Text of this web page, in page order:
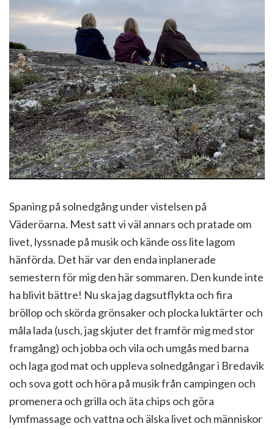
Spaning på solnedgång under vistelsen på
Väderöarna. Mest satt vi väl annars och pratade om
livet, lyssnade på musik och kände oss lite lagom
hänförda. Det här var den enda inplanerade
semestern för mig den här sommaren. Den kunde inte
ha blivit bättre! Nu ska jag dagsutflykta och fira
bröllop och skörda grönsaker och plocka luktärter och
måla lada (usch, jag skjuter det framför mig med stor
framgång) och jobba och vila och umgås med barna
och laga god mat och uppleva solnedgångar i Bredavik
och sova gott och höra på musik från campingen och
promenera och grilla och äta chips och göra
lymfmassage och vattna och älska livet och människor